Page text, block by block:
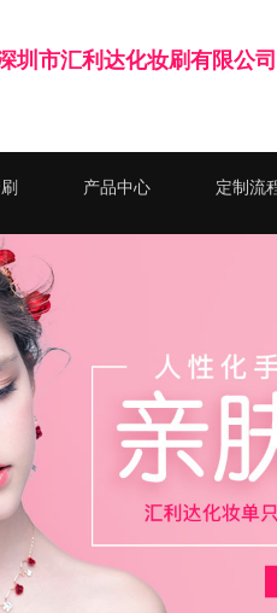
圳市汇利达化妆刷有限公司
产品中心 定制流